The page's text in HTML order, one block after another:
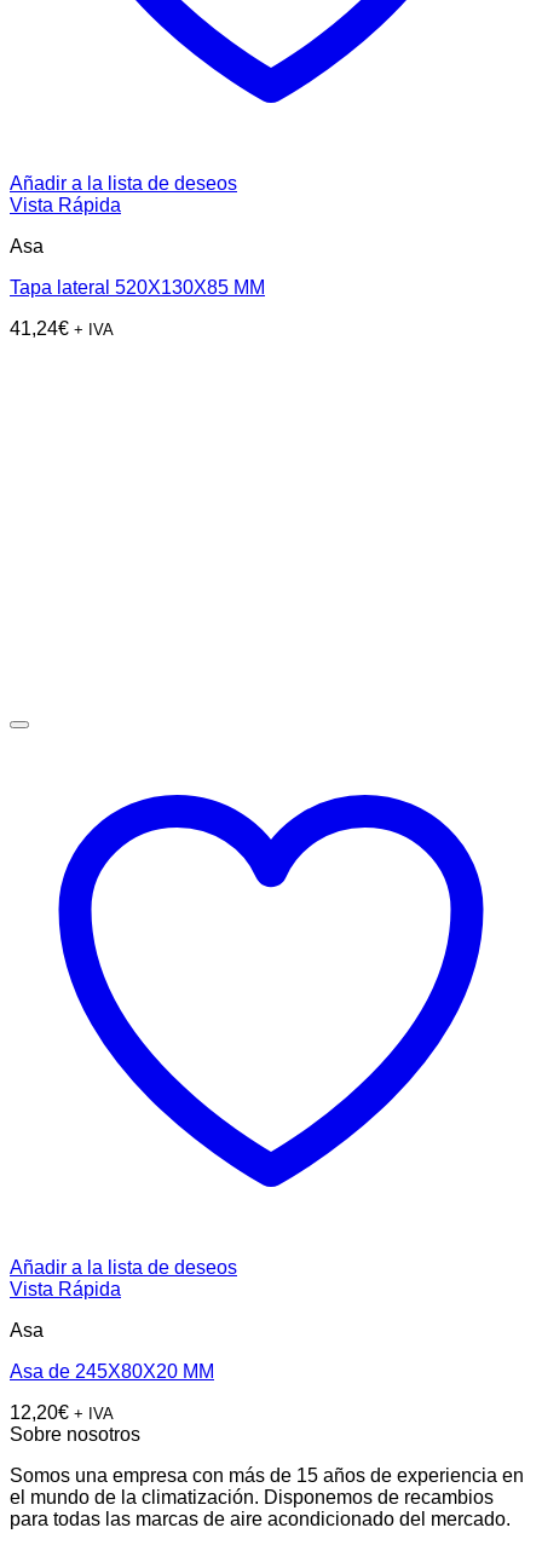
Añadir a la lista de deseos
Vista Rápida
Asa
Tapa lateral 520X130X85 MM
41,24€ + IVA
Añadir a la lista de deseos
Vista Rápida
Asa
Asa de 245X80X20 MM
12,20€ + IVA
Sobre nosotros
Somos una empresa con más de 15 años de experiencia en
el mundo de la climatización. Disponemos de recambios
para todas las marcas de aire acondicionado del mercado.